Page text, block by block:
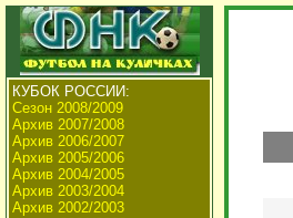
КУБОК РОССИИ:
Сезон 2008/2009
Архив 2007/2008
Архив 2006/2007
Архив 2005/2006
Архив 2004/2005
Архив 2003/2004
Архив 2002/2003